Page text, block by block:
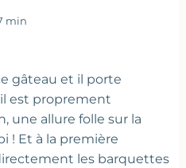
min
gâteau et il porte
est proprement
une allure folle sur la
! Et à la première
les barquettes